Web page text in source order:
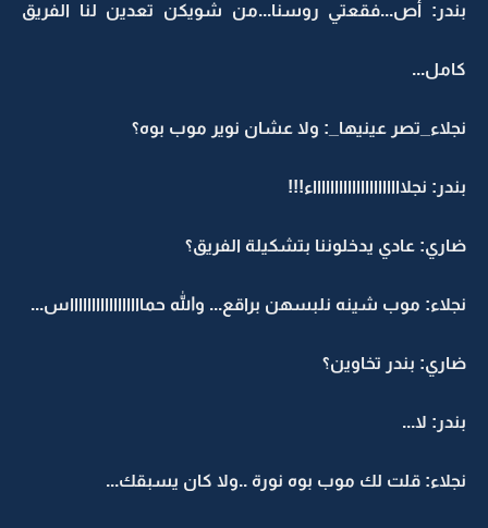
بندر: أص...فقعتي روسنا...من شويكن تعدين لنا الفريق
كامل...
نجلاء_تصر عينيها_: ولا عشان نوير موب بوه؟
بندر: نجلاااااااااااااااااااااء!!!
ضاري: عادي يدخلوننا بتشكيلة الفريق؟
نجلاء: موب شينه نلبسهن براقع... والله حماااااااااااااااااس...
ضاري: بندر تخاوين؟
بندر: لا...
نجلاء: قلت لك موب بوه نورة ..ولا كان يسبقك...